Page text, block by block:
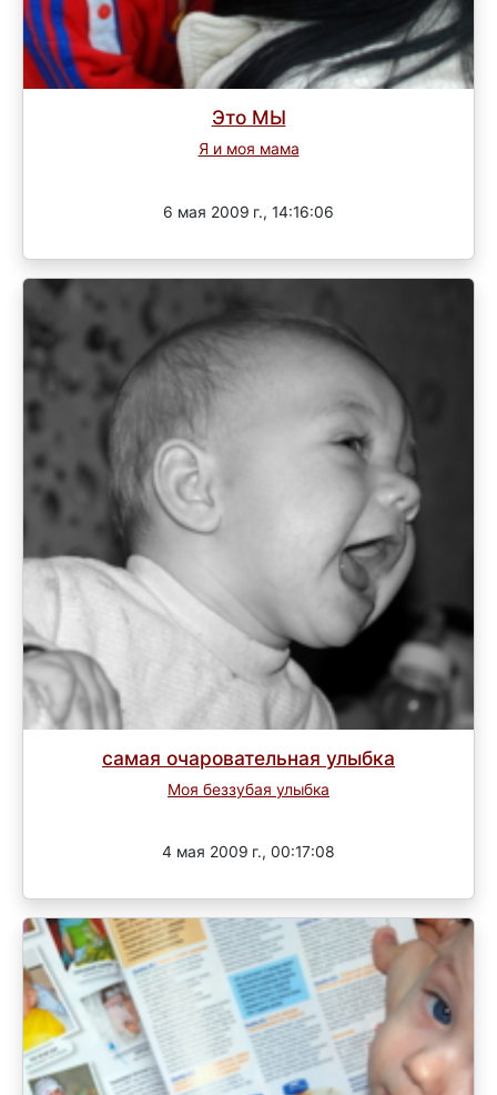
Это МЫ
Я и моя мама
6 мая 2009 г., 14:16:06
самая очаровательная улыбка
Моя беззубая улыбка
4 мая 2009 г., 00:17:08